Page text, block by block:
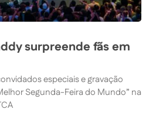
surpreende fãs em
especiais e gravação
Segunda-Feira do Mundo” na